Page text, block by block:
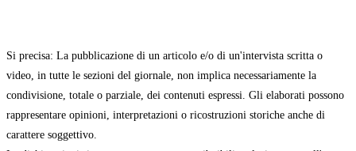
Si precisa: La pubblicazione di un articolo e/o di un'intervista scritta o
video, in tutte le sezioni del giornale, non implica necessariamente la
condivisione, totale o parziale, dei contenuti espressi. Gli elaborati possono
rappresentare opinioni, interpretazioni o ricostruzioni storiche anche di
carattere soggettivo.